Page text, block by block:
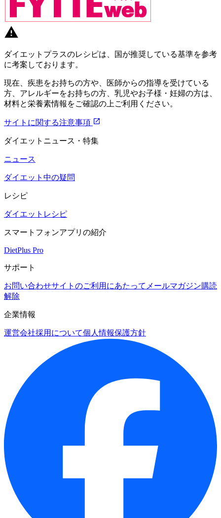
ダイエットプラスのレシピは、国が推奨している基準を参考
に考案しております。
現在、疾患をお持ちの方や、医師からの指導を受けている
方、アレルギーをお持ちの方、乳児やお子様・妊婦の方は、
材料と栄養素情報をご確認の上ご利用ください。
サイトに関する注意事項
ダイエットニュース・特集
ニュース
ダイエット中の疑問
レシピ
ダイエットレシピ
スマートフォンアプリの紹介
DietPlus Pro
サポート
お問い合わせサイトのご利用にあたって メールマガジン購読
解除
企業情報
運営会社採用について個人情報保護方針